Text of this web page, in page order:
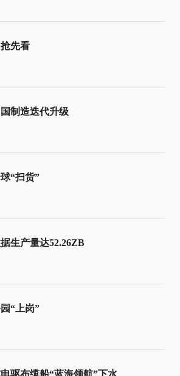
先看
制造迭代升级
“扫货”
生产量达52.26ZB
“上岗”
驱布缆船“蓝海领航”下水